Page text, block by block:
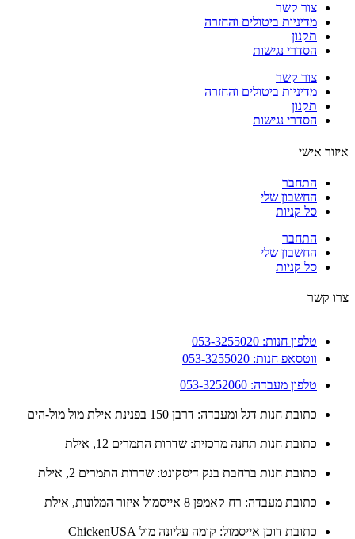
צור קשר
מדיניות ביטולים והחזרה
תקנון
הסדרי נגישות
צור קשר
מדיניות ביטולים והחזרה
תקנון
הסדרי נגישות
אישי
התחבר
החשבון שלי
סל קניות
התחבר
החשבון שלי
סל קניות
קשר
טלפון חנות: 053-3255020
ווטסאפ חנות: 053-3255020
טלפון מעבדה: 053-3252060
כתובת חנות דגל ומעבדה: דרבן 150 בפנינת אילת מול מול-הים
כתובת חנות תחנה מרכזית: שדרות התמרים 12, אילת
כתובת חנות ברחבת בנק דיסקונט: שדרות התמרים 2, אילת
כתובת מעבדה: רח קאמפן 8 אייסמול איזור המלונות, אילת
כתובת דוכן אייסמול: קומה עליונה מול ChickenUSA